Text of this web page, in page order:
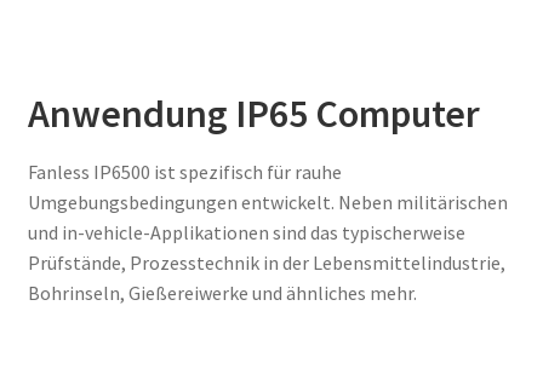
Anwendung IP65 Computer
Fanless IP6500 ist spezifisch für rauhe
Umgebungsbedingungen entwickelt. Neben militärischen
und in-vehicle-Applikationen sind das typischerweise
Prüfstände, Prozesstechnik in der Lebensmittelindustrie,
Bohrinseln, Gießereiwerke und ähnliches mehr.